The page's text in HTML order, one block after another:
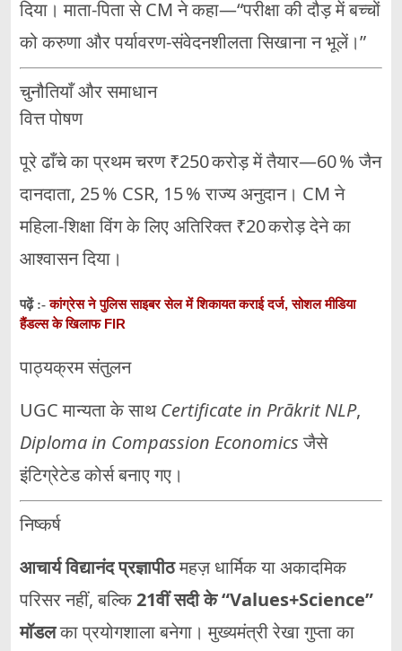
दिया। माता‑पिता से CM ने कहा—“परीक्षा की दौड़ में बच्चों
को करुणा और पर्यावरण‑संवेदनशीलता सिखाना न भूलें।”
चुनौतियाँ और समाधान
वित्त पोषण
पूरे ढाँचे का प्रथम चरण ₹250 करोड़ में तैयार—60 % जैन
दानदाता, 25 % CSR, 15 % राज्य अनुदान। CM ने
महिला‑शिक्षा विंग के लिए अतिरिक्त ₹20 करोड़ देने का
आश्वासन दिया।
पढ़ें :-कांग्रेस ने पुलिस साइबर सेल में शिकायत कराई दर्ज, सोशल मीडिया
हैंडल्स के खिलाफ FIR
पाठ्यक्रम संतुलन
UGC मान्यता के साथCertificate in Prākrit NLP,
Diploma in Compassion Economicsजैसे
इंटिग्रेटेड कोर्स बनाए गए।
निष्कर्ष
आचार्य विद्यानंद प्रज्ञापीठमहज़ धार्मिक या अकादमिक
परिसर नहीं, बल्कि21वीं सदी के “Values+Science”
मॉडलका प्रयोगशाला बनेगा। मुख्यमंत्री रेखा गुप्ता का